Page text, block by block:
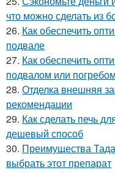
что можно сделать из
26. Как обеспечить
подвале
27. Как обеспечить
подвалом или погребом
28. Отделка внешняя
рекомендации
29. Как сделать печь
дешевый способ
30. Преимущества
выбрать этот препарат